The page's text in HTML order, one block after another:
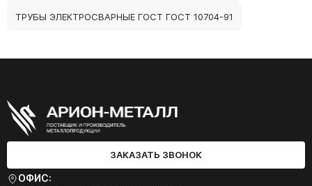
ТРУБЫ ЭЛЕКТРОСВАРНЫЕ ГОСТ ГОСТ 10704-91
ЗАКАЗАТЬ ЗВОНОК
ОФИС: